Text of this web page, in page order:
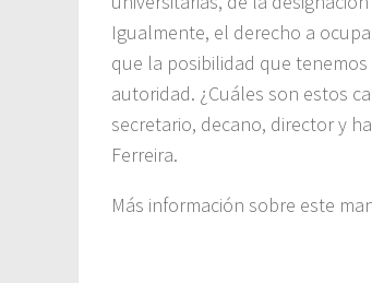
Igualmente, el derecho a
que la posibilidad que
autoridad. ¿Cuáles son estos
secretario, decano, director y
Ferreira.
Más información sobre este